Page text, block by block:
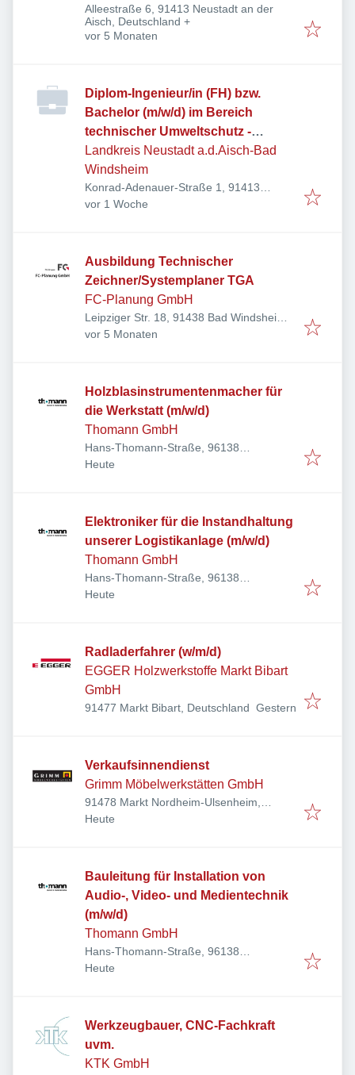
Alleestraße 6, 91413 Neustadt an der
Aisch, Deutschland +
Veröffentlicht:
vor 5 Monaten
Diplom-Ingenieur/in (FH) bzw.
Bachelor (m/w/d) im Bereich
technischer Umweltschutz -
Schwerpunkt
Abfallwirtschaft/Deponietechnik
Landkreis Neustadt a.d.Aisch-Bad
Windsheim
Konrad-Adenauer-Straße 1, 91413
Neustadt an der Aisch, Deutschland
Veröffentlicht
vor 1 Woche
Ausbildung Technischer
Zeichner/Systemplaner TGA
FC-Planung GmbH
Leipziger Str. 18, 91438 Bad Windsheim,
Deutschland
Veröffentlicht:
vor 5 Monaten
Holzblasinstrumentenmacher für
die Werkstatt (m/w/d)
Thomann GmbH
Hans-Thomann-Straße, 96138
Burgebrach, Deutschland
Veröffentlicht
Heute
Elektroniker für die Instandhaltung
unserer Logistikanlage (m/w/d)
Thomann GmbH
Hans-Thomann-Straße, 96138
Burgebrach, Deutschland
Veröffentlicht
Heute
Radladerfahrer (w/m/d)
EGGER Holzwerkstoffe Markt Bibart
GmbH
91477 Markt Bibart, Deutschland Veröffentlicht
Gestern
Verkaufsinnendienst
Grimm Möbelwerkstätten GmbH
91478 Markt Nordheim-Ulsenheim,
Deutschland
Veröffentlicht
Heute
Bauleitung für Installation von
Audio-, Video- und Medientechnik
(m/w/d)
Thomann GmbH
Hans-Thomann-Straße, 96138
Burgebrach, Deutschland
Veröffentlicht
Heute
Werkzeugbauer, CNC-Fachkraft
uvm.
KTK GmbH